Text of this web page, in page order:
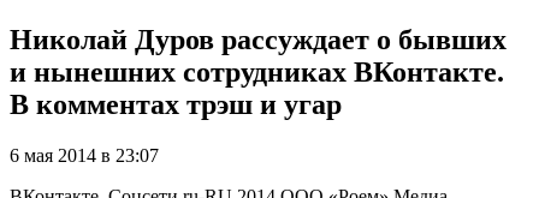
Николай Дуров рассуждает о бывших
и нынешних сотрудниках ВКонтакте.
В комментах трэш и угар
6 мая 2014 в 23:07